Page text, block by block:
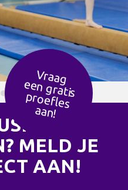
Vraag
een g
ratis
p
ro
efles
aan!
MELD JE
AAN!